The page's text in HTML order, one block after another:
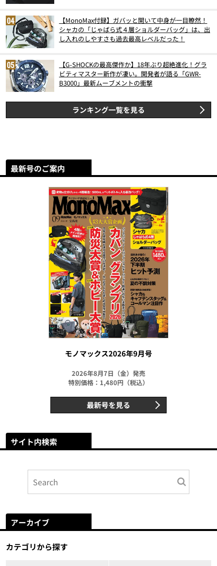
【MonoMax付録】ガバッと開いて中身が一目瞭然！
シャカの「じゃばら式４層ショルダーバッグ」は、出
し入れのしやすさも過去最高レベルだった！
【G-SHOCKの最高傑作か】18年ぶり超絶進化！グラ
ビティマスター新作が凄い。開発者が語る「GWR-
B3000」最新ムーブメントの衝撃
ランキング一覧を見る
最新号のご案内
モノマックス2026年9月号
2026年8月7日（金）発売
特別価格：1,480円（税込）
最新号を見る
サイト内検索
アーカイブ
カテゴリから探す